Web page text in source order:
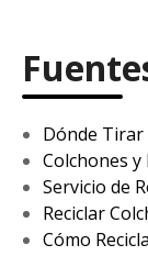
Dónde Tirar
Colchones y
Servicio de
Reciclar
Cómo